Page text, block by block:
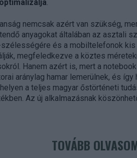
.
nemcsak azért van szükség,
anyagokat általában az asztali
és a mobiltelefonok
megfeledkezve a köztes
Hanem azért is, mert a
aránylag hamar lemerülnek, és
a teljes magyar őstörténeti
Az új alkalmazásnak
TOVÁBB